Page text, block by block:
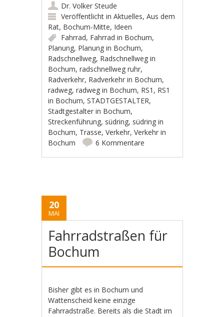
Dr. Volker Steude
Veröffentlicht inAktuelles,Aus dem
Rat, Bochum-Mitte, Ideen
Fahrrad, Fahrrad in Bochum,
Planung, Planung in Bochum,
Radschnellweg, Radschnellweg in
Bochum,radschnellweg ruhr,
Radverkehr, Radverkehr in Bochum,
radweg,radweg in Bochum, RS1 , RS1
in Bochum,STADTGESTALTER,
Stadtgestalter in Bochum,
Streckenführung, südring, südring in
Bochum, Trasse,Verkehr,Verkehr in
Bochum
6 Kommentare
20
MAI
Fahrradstraßen für
Bochum
Bisher gibt es in Bochum und
Wattenscheid keine einzige
Fahrradstraße. Bereits als die Stadt im